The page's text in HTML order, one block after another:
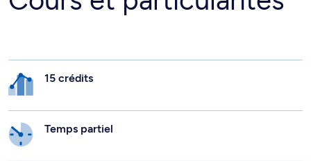
15 crédits
Temps partiel